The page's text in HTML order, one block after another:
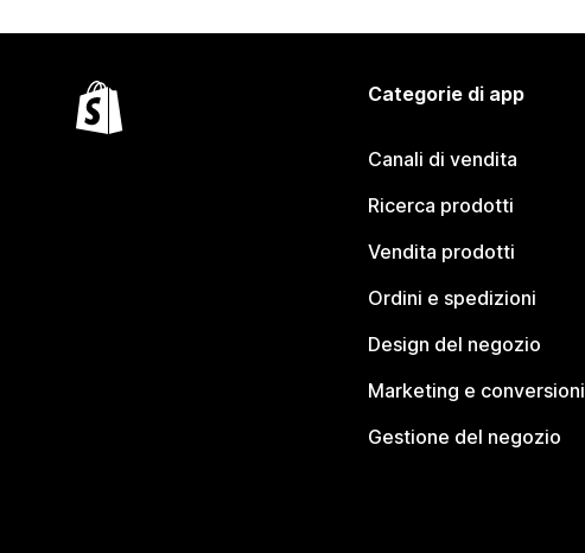
Categorie di app
Canali di vendita
Ricerca prodotti
Vendita prodotti
Ordini e spedizioni
Design del negozio
Marketing e conversioni
Gestione del negozio